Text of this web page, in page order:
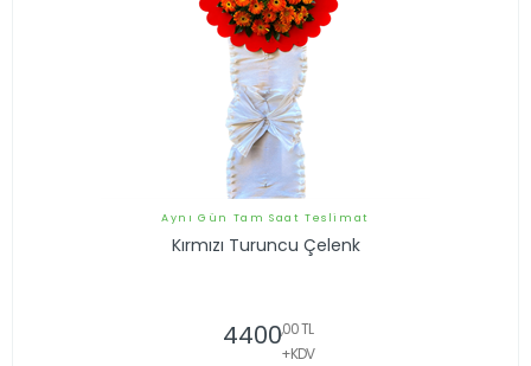
Aynı Gün Tam Saat Teslimat
Kırmızı Turuncu Çelenk
4400,00 TL
+KDV